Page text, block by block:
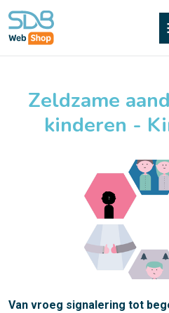
Zeldzame
kinderen -
Van vroeg signalering tot